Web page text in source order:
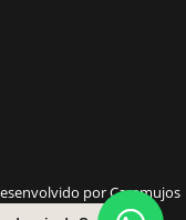
por Caramujos
W